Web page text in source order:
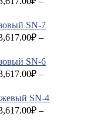
SN-7
–
SN-6
–
SN-4
–